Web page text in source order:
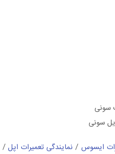
سونی
سونی
ایسوس / نمایندگی تعمیرات اپل/